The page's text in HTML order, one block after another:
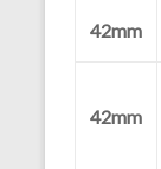
42mm
42mm